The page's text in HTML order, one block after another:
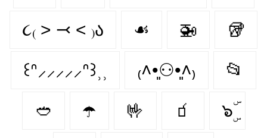
૮₍ ˃ ⤙ ˂ ₎ა ☙ 🚁 🥡
꒰ᐢ⸝⸝⸝⸝⸝ᐢ꒱⸒⸒ ₍˄•͈⚇•͈˄₎ 📂
🥙 ☂️ 🤟 🧃 ๖ۣۜ